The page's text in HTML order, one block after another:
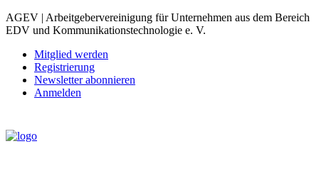
AGEV | Arbeitgebervereinigung für Unternehmen aus dem Bereich
EDV und Kommunikationstechnologie e. V.
Mitglied werden
Registrierung
Newsletter abonnieren
Anmelden